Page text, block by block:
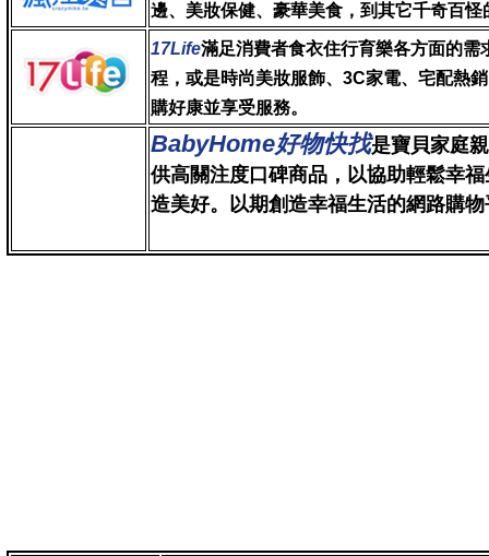
邊、美妝保健、豪華美食，到其它千奇百
17Life滿足消費者食衣住行育樂各方面的
程，或是時尚美妝服飾、3C家電、宅配熱
購好康並享受服務。
BabyHome好物快找是寶貝家庭
供高關注度口碑商品，以協助輕鬆幸
造美好。以期創造幸福生活的網路購